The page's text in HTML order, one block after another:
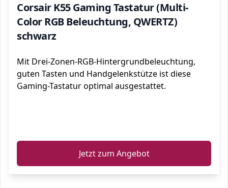
Corsair K55 Gaming Tastatur (Multi-
Color RGB Beleuchtung, QWERTZ)
schwarz
Mit Drei-Zonen-RGB-Hintergrundbeleuchtung,
guten Tasten und Handgelenkstütze ist diese
Gaming-Tastatur optimal ausgestattet.
Jetzt zum Angebot